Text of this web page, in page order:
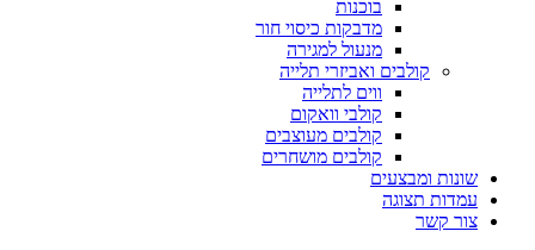
בוכנות
מדבקות כיסוי חור
מנעול למגירה
קולבים ואביזרי תלייה
ווים לתלייה
קולבי וואקום
קולבים מעוצבים
קולבים מושחרים
שונות ומבצעים
עמדות תצוגה
צור קשר